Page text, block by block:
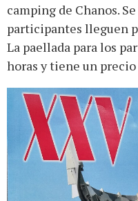
camping de Chanos.
participantes lleguen
La paellada para los
horas y tiene un precio